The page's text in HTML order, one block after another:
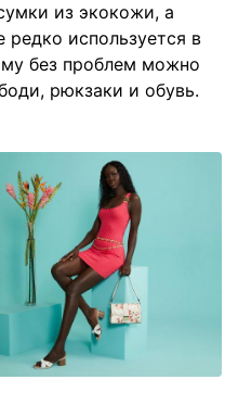
из экокожи, а
редко используется в
без проблем можно
рюкзаки и обувь.